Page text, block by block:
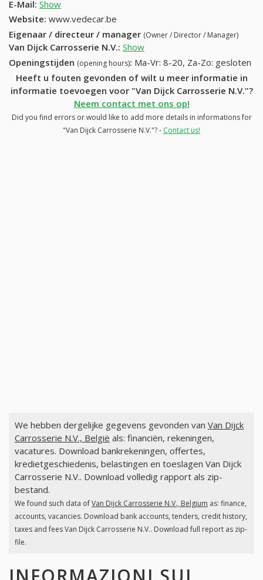
E-Mail: Show
Website: www.vedecar.be
Eigenaar / directeur / manager (Owner / Director / Manager)
Van Dijck Carrosserie N.V.: Show
Openingstijden (opening hours): Ma-Vr: 8-20, Za-Zo: gesloten
Heeft u fouten gevonden of wilt u meer informatie in
informatie toevoegen voor "Van Dijck Carrosserie N.V."?
Neem contact met ons op!
Did you find errors or would like to add more details in informations for
"Van Dijck Carrosserie N.V."? - Contact us!
We hebben dergelijke gegevens gevonden van Van Dijck
Carrosserie N.V., België als: financiën, rekeningen,
vacatures. Download bankrekeningen, offertes,
kredietgeschiedenis, belastingen en toeslagen Van Dijck
Carrosserie N.V.. Download volledig rapport als zip-
bestand.
We found such data ofVan Dijck Carrosserie N.V., Belgium as: finance,
accounts, vacancies. Download bank accounts, tenders, credit history,
taxes and fees Van Dijck Carrosserie N.V.. Download full report as zip-
file.